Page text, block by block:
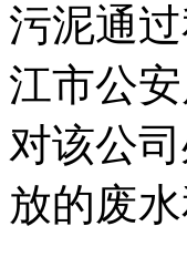
污泥通
江市公
对该公
放的废